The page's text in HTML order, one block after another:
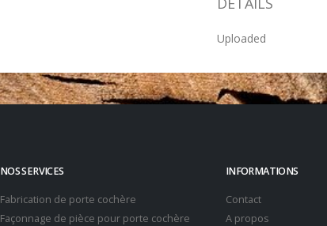
Uploaded
NOS SERVICES
Fabrication de porte cochère
Façonnage de pièce pour porte cochère
INFORMATIONS
Contact
A propos